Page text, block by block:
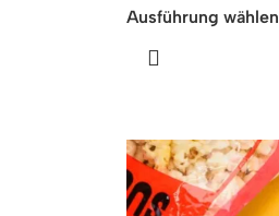
Ausführung wählen